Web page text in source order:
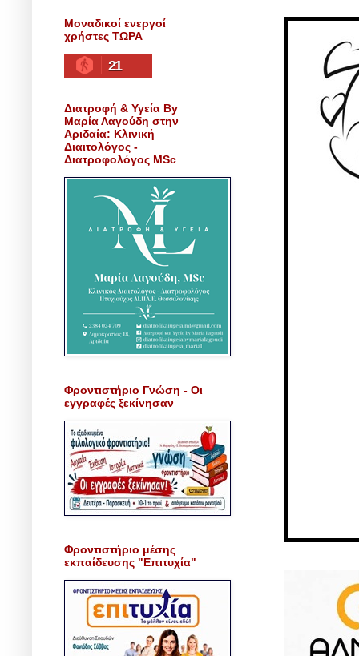
Μοναδικοί ενεργοί
χρήστες ΤΩΡΑ
21
Διατροφή & Υγεία By
Μαρία Λαγούδη στην
Αριδαία: Κλινική
Διαιτολόγος -
Διατροφολόγος MSc
Φροντιστήριο Γνώση - Οι
εγγραφές ξεκίνησαν
Φροντιστήριο μέσης
εκπαίδευσης "Επιτυχία"